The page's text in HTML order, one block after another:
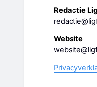
Redactie
Website